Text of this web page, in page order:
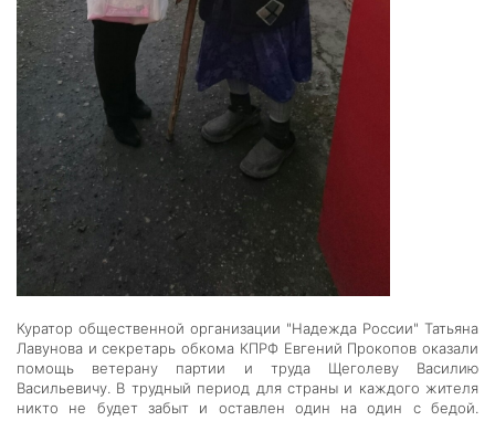
Куратор общественной организации "Надежда России" Татьяна
Лавунова и секретарь обкома КПРФ Евгений Прокопов оказали
помощь ветерану партии и труда Щеголеву Василию
Васильевичу. В трудный период для страны и каждого жителя
никто не будет забыт и оставлен один на один с бедой.